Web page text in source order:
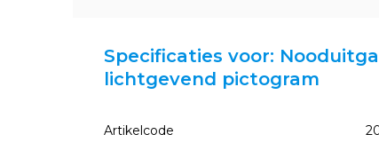
Specificaties voor:
lichtgevend pictogram
Artikelcode